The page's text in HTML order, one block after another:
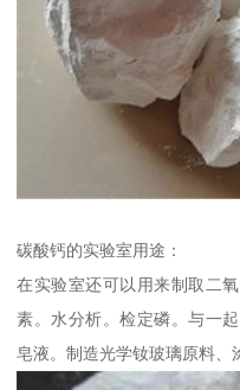
碳酸钙的实验室用途：
在实验室还可以用来制取二
素。水分析。检定磷。与一
皂液。制造光学钕玻璃原料、